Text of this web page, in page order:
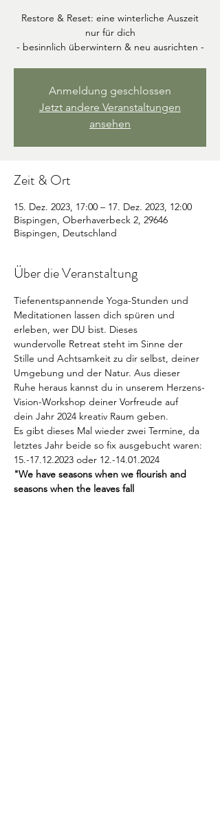
Restore & Reset: eine winterliche Auszeit
nur für dich
- besinnlich überwintern & neu ausrichten -
Anmeldung geschlossen
Jetzt andere Veranstaltungen
ansehen
Zeit & Ort
15. Dez. 2023, 17:00 – 17. Dez. 2023, 12:00
Bispingen, Oberhaverbeck 2, 29646
Bispingen, Deutschland
Über die Veranstaltung
Tiefenentspannende Yoga-Stunden und
Meditationen lassen dich spüren und
erleben, wer DU bist. Dieses
wundervolle Retreat steht im Sinne der
Stille und Achtsamkeit zu dir selbst, deiner
Umgebung und der Natur. Aus dieser
Ruhe heraus kannst du in unserem Herzens-
Vision-Workshop deiner Vorfreude auf
dein Jahr 2024 kreativ Raum geben.
Es gibt dieses Mal wieder zwei Termine, da
letztes Jahr beide so fix ausgebucht waren:
15.-17.12.2023 oder 12.-14.01.2024
"We have seasons when we flourish and
seasons when the leaves fall